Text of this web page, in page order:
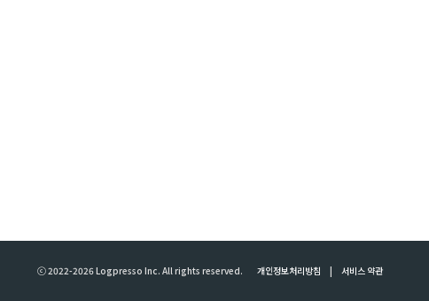
ⓒ 2022-2026 Logpresso Inc. All rights reserved. 개인정보처리방침 | 서비스 약관